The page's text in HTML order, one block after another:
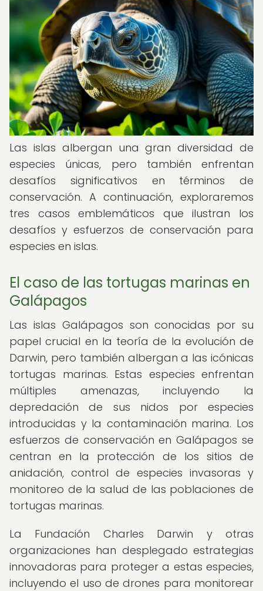
Las islas albergan una gran diversidad de
especies únicas, pero también enfrentan
desafíos significativos en términos de
conservación. A continuación, exploraremos
tres casos emblemáticos que ilustran los
desafíos y esfuerzos de conservación para
especies en islas.
El caso de las tortugas marinas en
Galápagos
Las islas Galápagos son conocidas por su
papel crucial en la teoría de la evolución de
Darwin, pero también albergan a las icónicas
tortugas marinas. Estas especies enfrentan
múltiples amenazas, incluyendo la
depredación de sus nidos por especies
introducidas y la contaminación marina. Los
esfuerzos de conservación en Galápagos se
centran en la protección de los sitios de
anidación, control de especies invasoras y
monitoreo de la salud de las poblaciones de
tortugas marinas.
La Fundación Charles Darwin y otras
organizaciones han desplegado estrategias
innovadoras para proteger a estas especies,
incluyendo el uso de drones para monitorear